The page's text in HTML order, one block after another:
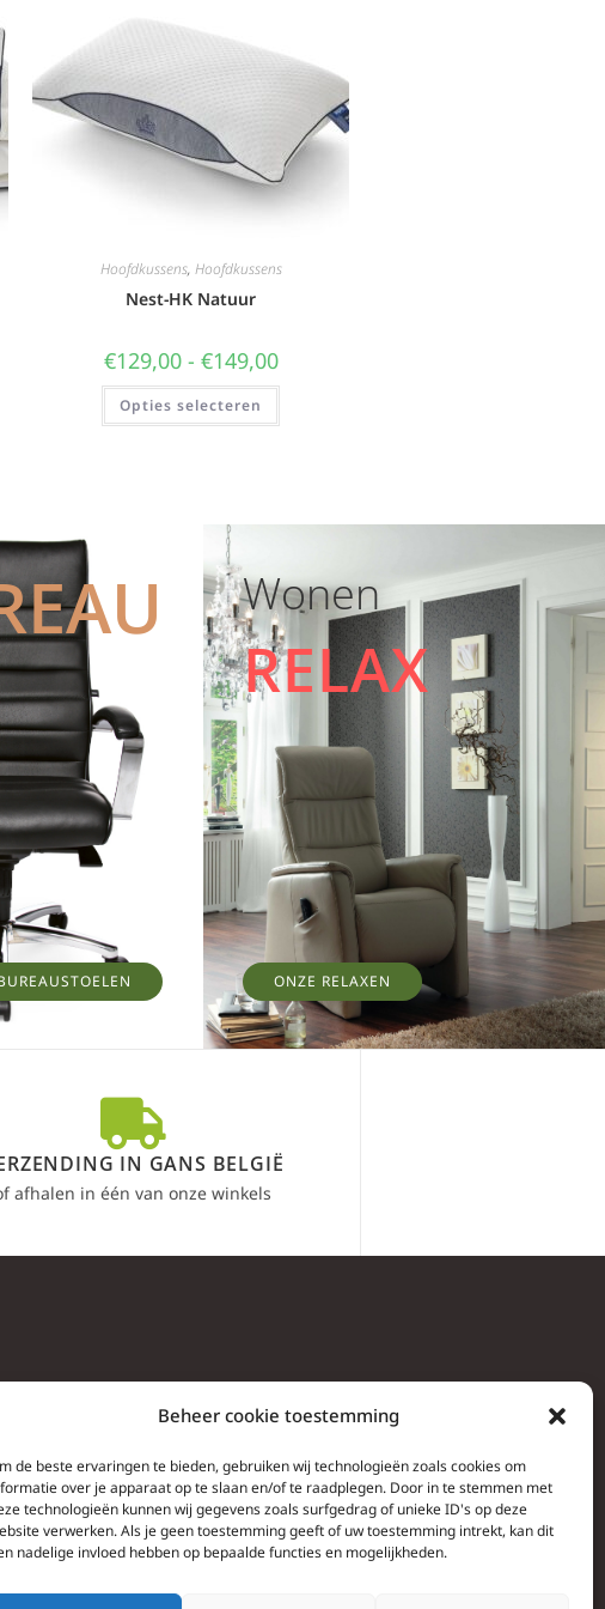
Beheer cookie toestemming
de beste ervaringen te bieden, gebruiken wij technologieën zoals cookies om
over je apparaat op te slaan en/of te raadplegen. Door in te stemmen met
technologieën kunnen wij gegevens zoals surfgedrag of unieke ID's op deze
verwerken. Als je geen toestemming geeft of uw toestemming intrekt, kan dit
nadelige invloed hebben op bepaalde functies en mogelijkheden.
Hoofdkussens, Hoofdkussens
Nest-HK Natuur
€129,00 - €149,00
Opties selecteren
Wonen
RELAX
ONZE RELAXEN
IN GANS BELGIË
afhalen in één van onze winkels